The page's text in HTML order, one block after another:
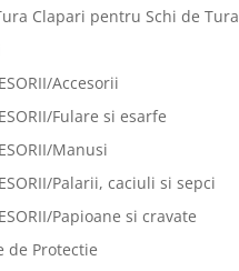
Clapari pentru Schi de Tura
Accesorii
Fulare si esarfe
Manusi
Palarii, caciuli si sepci
Papioane si cravate
de Protectie